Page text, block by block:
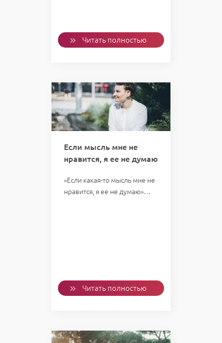
Читать полностью
Если мысль мне не
нравится, я ее не думаю
«Если какая-то мысль мне не
нравится, я ее не думаю»…
Читать полностью